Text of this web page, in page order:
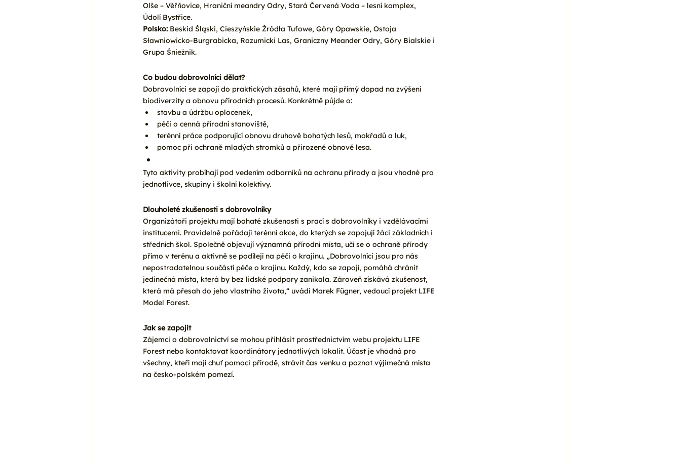
Olše – Věřňovice, Hraniční meandry Odry, Stará Červená Voda – lesní komplex,
Údolí Bystřice.
Polsko: Beskid Śląski, Cieszyńskie Źródła Tufowe, Góry Opawskie, Ostoja
Sławniowicko-Burgrabicka, Rozumicki Las, Graniczny Meander Odry, Góry Bialskie i
Grupa Śnieżnik.
Co budou dobrovolníci dělat?
Dobrovolníci se zapojí do praktických zásahů, které mají přímý dopad na zvýšení
biodiverzity a obnovu přírodních procesů. Konkrétně půjde o:
stavbu a údržbu oplocenek,
péči o cenná přírodní stanoviště,
terénní práce podporující obnovu druhově bohatých lesů, mokřadů a luk,
pomoc při ochraně mladých stromků a přirozené obnově lesa.
Tyto aktivity probíhají pod vedením odborníků na ochranu přírody a jsou vhodné pro
jednotlivce, skupiny i školní kolektivy.
Dlouholeté zkušenosti s dobrovolníky
Organizátoři projektu mají bohaté zkušenosti s prací s dobrovolníky i vzdělávacími
institucemi. Pravidelně pořádají terénní akce, do kterých se zapojují žáci základních i
středních škol. Společně objevují významná přírodní místa, učí se o ochraně přírody
přímo v terénu a aktivně se podílejí na péči o krajinu. „Dobrovolníci jsou pro nás
nepostradatelnou součástí péče o krajinu. Každý, kdo se zapojí, pomáhá chránit
jedinečná místa, která by bez lidské podpory zanikala. Zároveň získává zkušenost,
která má přesah do jeho vlastního života,“ uvádí Marek Fügner, vedoucí projekt LIFE
Model Forest.
Jak se zapojit
Zájemci o dobrovolnictví se mohou přihlásit prostřednictvím webu projektu LIFE
Forest nebo kontaktovat koordinátory jednotlivých lokalit. Účast je vhodná pro
všechny, kteří mají chuť pomoci přírodě, strávit čas venku a poznat výjimečná místa
na česko-polském pomezí.